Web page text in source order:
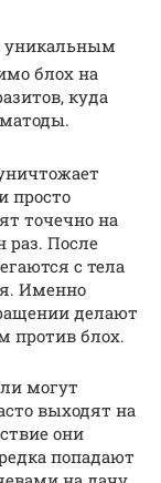
уникальным
блох на
куда
просто
точечно на
раз. После
с тела
Именно
делают
против блох.
могут
выходят на
они
попадают